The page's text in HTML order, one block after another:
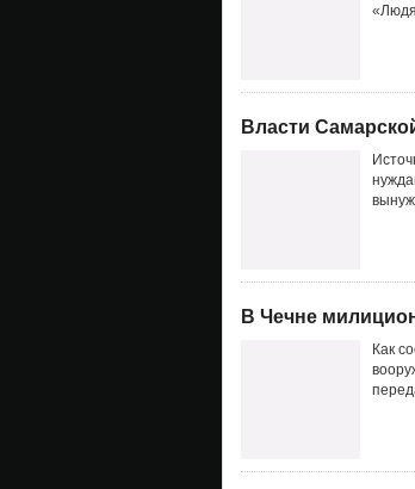
Власти
В Чечне
Как